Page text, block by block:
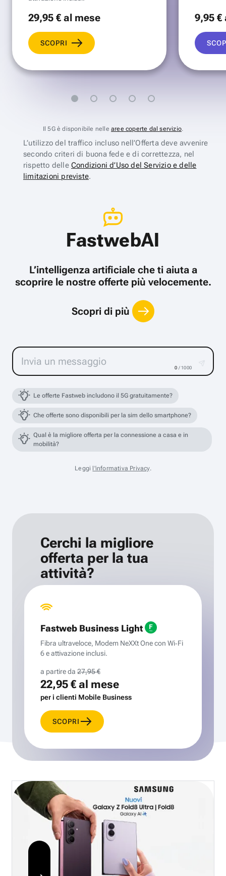
29,95 €al mese
SCOPRI
9,95 €
Il 5G è disponibile nelle aree coperte dal servizio.
L’utilizzo del traffico incluso nell’Offerta deve avvenire
secondo criteri di buona fede e di correttezza, nel
rispetto delle Condizioni d’Uso del Servizio e delle
limitazioni previste.
FastwebAI
L’intelligenza artificiale che ti aiuta a
scoprire le nostre offerte più velocemente.
Scopri di più
0 / 1000
Le offerte Fastweb includono il 5G gratuitamente?
Che offerte sono disponibili per la sim dello smartphone?
Qual è la migliore offerta per la connessione a casa e in
mobilità?
Leggi l'informativa Privacy.
Cerchi la migliore
offerta per la tua
attività?
Fastweb Business Light
Fibra ultraveloce, Modem NeXXt One con Wi‑Fi
6 e attivazione inclusi.
a partire da 27,95 €
22,95 €al mese
per i clienti Mobile Business
SCOPRI